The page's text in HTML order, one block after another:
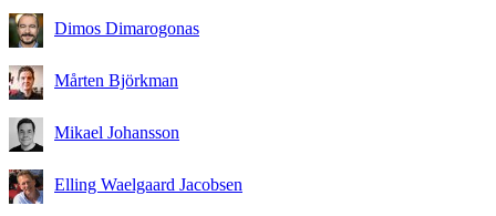
Dimos Dimarogonas
Mårten Björkman
Mikael Johansson
Elling Waelgaard Jacobsen